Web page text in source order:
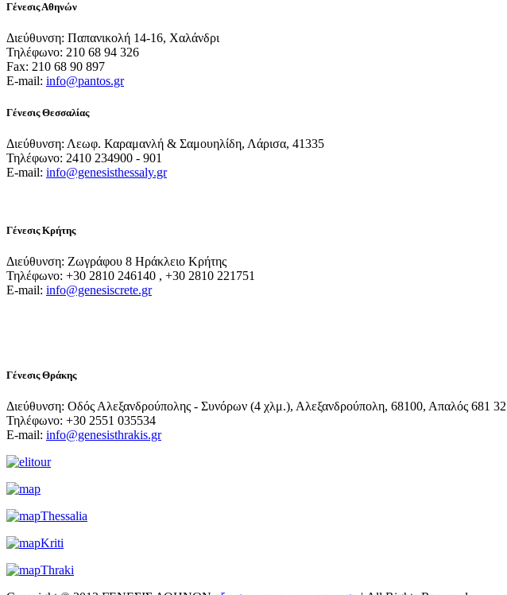
Γένεσις Αθηνών
Διεύθυνση: Παπανικολή 14-16, Χαλάνδρι
Τηλέφωνο: 210 68 94 326
Fax: 210 68 90 897
E-mail: info@pantos.gr
Γένεσις Θεσσαλίας
Διεύθυνση: Λεωφ. Καραμανλή & Σαμουηλίδη, Λάρισα, 41335
Τηλέφωνο: 2410 234900 - 901
E-mail: info@genesisthessaly.gr
Γένεσις Κρήτης
Διεύθυνση: Ζωγράφου 8 Ηράκλειο Κρήτης
Τηλέφωνο: +30 2810 246140 , +30 2810 221751
E-mail: info@genesiscrete.gr
Γένεσις Θράκης
Διεύθυνση: Οδός Αλεξανδρούπολης - Συνόρων (4 χλμ.), Αλεξανδρούπολη, 68100, Απαλός 681 32
Τηλέφωνο: +30 2551 035534
E-mail: info@genesisthrakis.gr